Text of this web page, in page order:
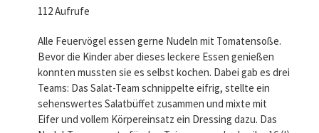
112 Aufrufe
Alle Feuervögel essen gerne Nudeln mit Tomatensoße.
Bevor die Kinder aber dieses leckere Essen genießen
konnten mussten sie es selbst kochen. Dabei gab es drei
Teams: Das Salat-Team schnippelte eifrig, stellte ein
sehenswertes Salatbüffet zusammen und mixte mit
Eifer und vollem Körpereinsatz ein Dressing dazu. Das